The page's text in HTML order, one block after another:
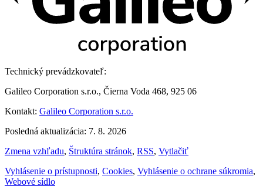
Technický prevádzkovateľ:
Galileo Corporation s.r.o., Čierna Voda 468, 925 06
Kontakt: Galileo Corporation s.r.o.
Posledná aktualizácia: 7. 8. 2026
Zmena vzhľadu, Štruktúra stránok, RSS, Vytlačiť
Vyhlásenie o prístupnosti, Cookies, Vyhlásenie o ochrane súkromia,
Webové sídlo